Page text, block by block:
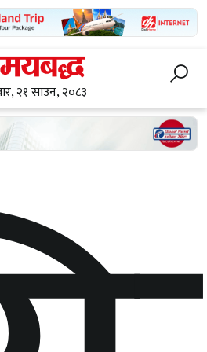
२१ साउन, २०८३